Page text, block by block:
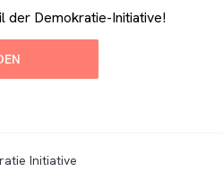
der Demokratie-Initiative!
Initiative